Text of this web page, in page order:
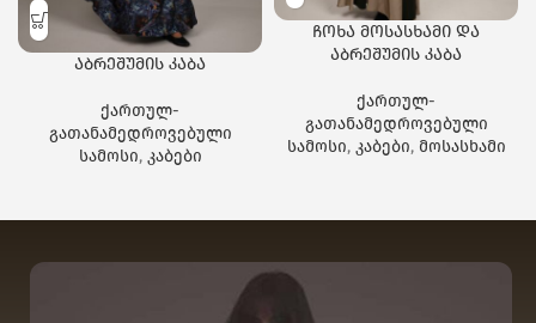
აბრეშუმის კაბა
ქართულ-
გათანამედროვებული
სამოსი, კაბები
ჩოხა მოსასხამი და
აბრეშუმის კაბა
ქართულ-
გათანამედროვებული
სამოსი, კაბები, მოსასხამი